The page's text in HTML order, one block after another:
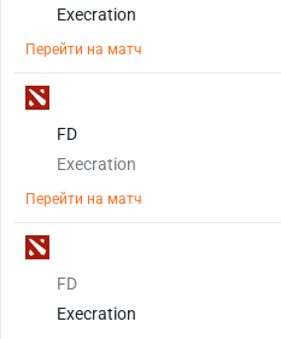
Execration
Перейти на матч
FD
Execration
Перейти на матч
FD
Execration